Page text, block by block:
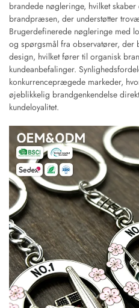
brandede nøgleringe, hvilket
brandpræsen, der understøtter
Brugerdefinerede nøgleringe med
og spørgsmål fra observatører, der
design, hvilket fører til organisk
kundeanbefalinger.
konkurrenceprægede markeder,
øjeblikkelig brandgenkendelse
kundeloyalitet.